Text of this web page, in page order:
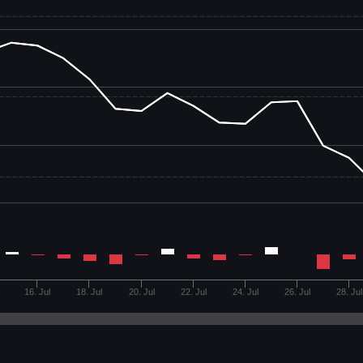
16. Jul 18. Jul 20. Jul 22. Jul 24. Jul 26. Jul 28. Jul